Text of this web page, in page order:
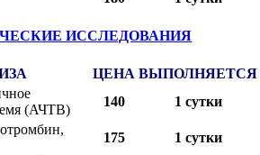
ИССЛЕДОВАНИЯ
ЦЕНА ВЫПОЛНЯЕТСЯ
(АЧТВ)
140
1 сутки
175
1 сутки